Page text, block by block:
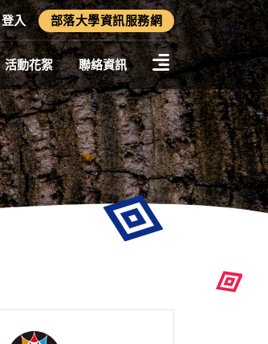
登入 部落大學資訊服務網
活動花絮 聯絡資訊